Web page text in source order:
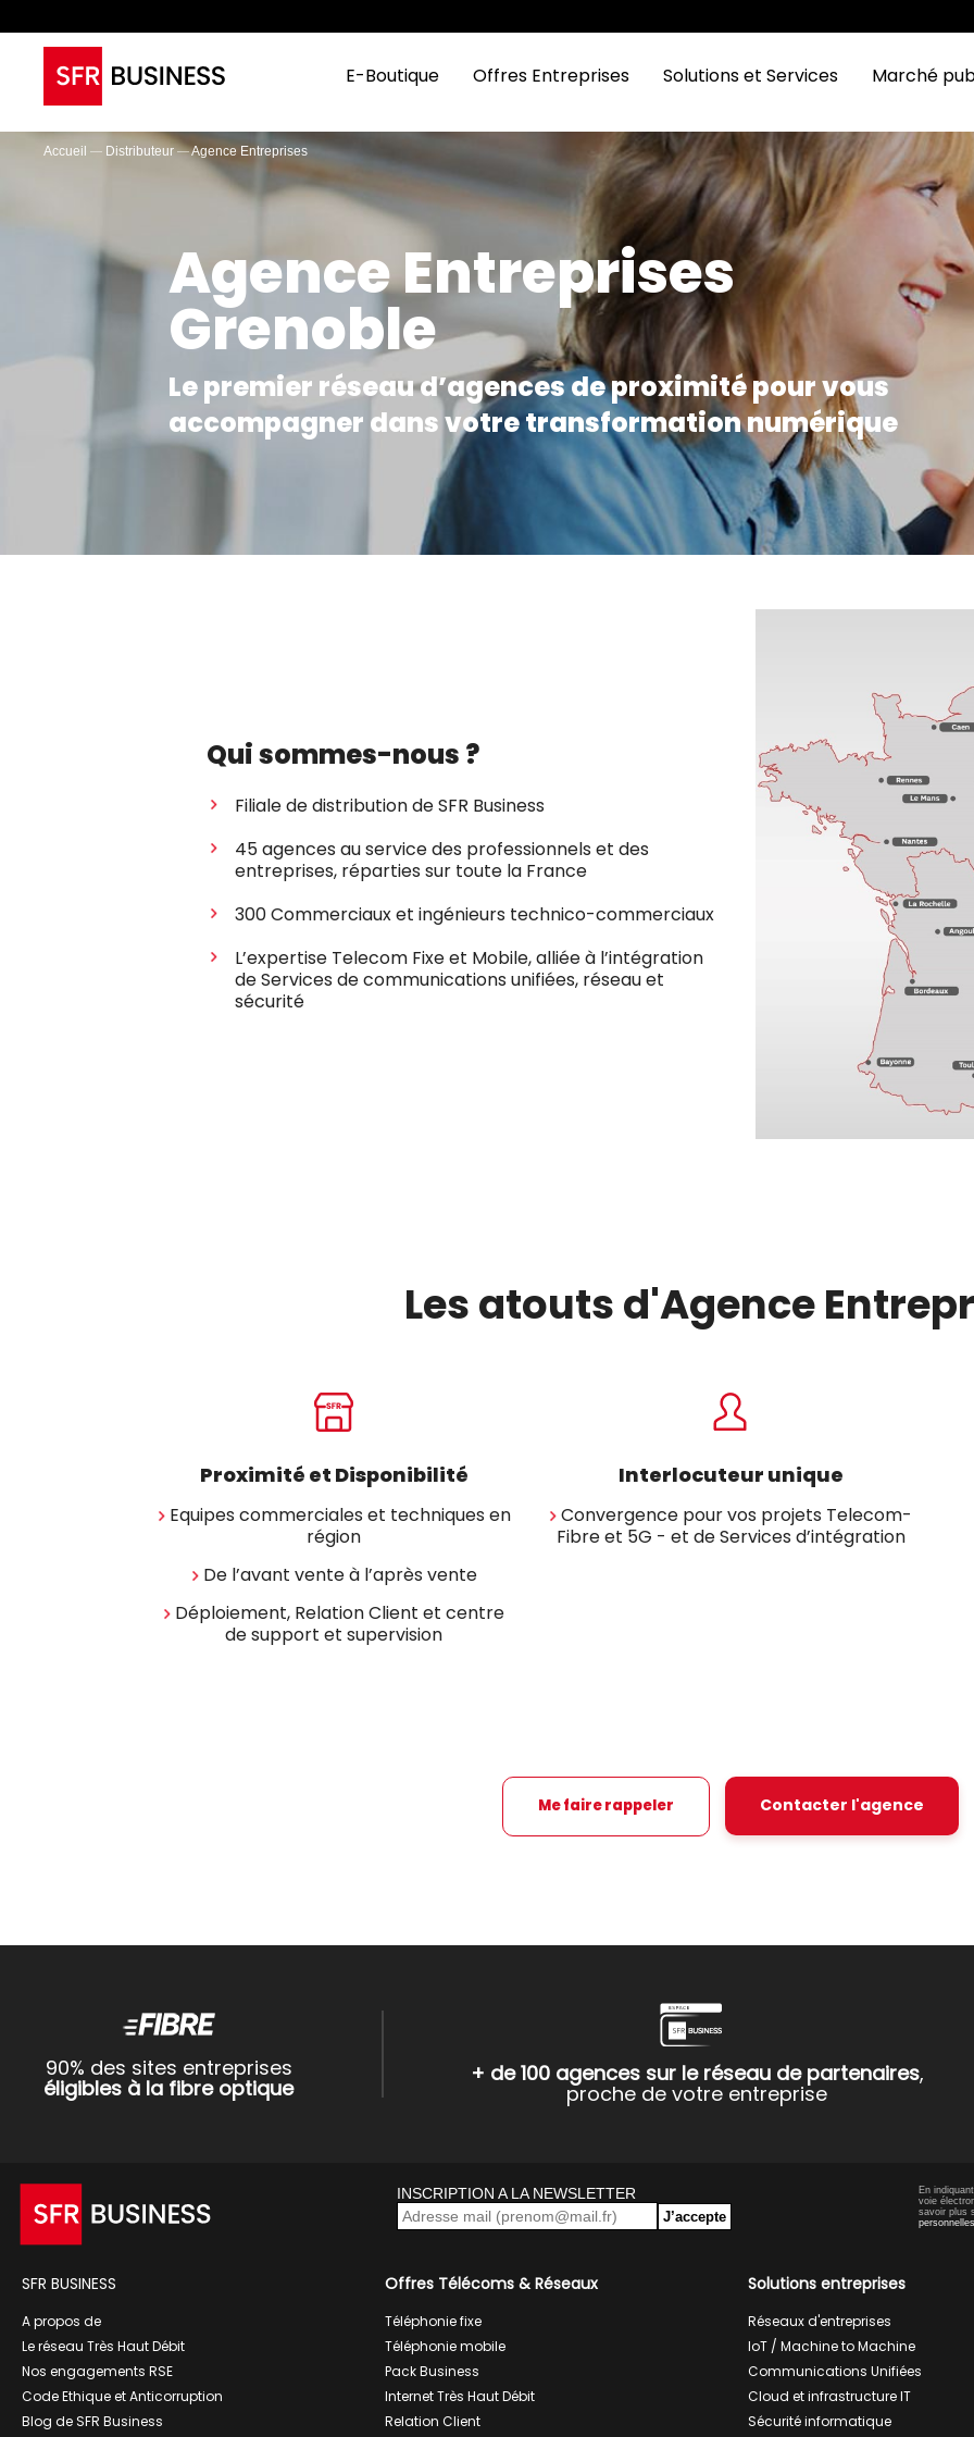
E-Boutique Offres Entreprises Solutions et Services Marché
Accueil Distributeur Agence Entreprises
Agence Entreprises
Grenoble
Le premier réseau d’agences de proximité pour vous
accompagner dans votre transformation numérique
Qui sommes-nous ?
Filiale de distribution de SFR Business
45 agences au service des professionnels et des
entreprises, réparties sur toute la France
300 Commerciaux et ingénieurs technico-commerciaux
L’expertise Telecom Fixe et Mobile, alliée à l’intégration
de Services de communications unifiées, réseau et
sécurité
Les atouts d'Agence
Proximité et Disponibilité
Equipes commerciales et techniques en
région
De l’avant vente à l’après vente
Déploiement, Relation Client et centre
de support et supervision
Interlocuteur unique
Convergence pour vos projets Telecom-
Fibre et 5G - et de Services d’intégration
Me faire rappeler Contacter l'agence
90% des sites entreprises
éligibles à la fibre optique
+ de 100 agences sur le réseau de partenaires,
proche de votre entreprise
INSCRIPTION A LA NEWSLETTER
J’accepte
En
voie
savoir plus
personnelles
SFR BUSINESS
A propos de
Le réseau Très Haut Débit
Nos engagements RSE
Code Ethique et Anticorruption
Blog de SFR Business
Offres Télécoms & Réseaux
Téléphonie fixe
Téléphonie mobile
Pack Business
Internet Très Haut Débit
Relation Client
Solutions entreprises
Réseaux d'entreprises
IoT / Machine to Machine
Communications Unifiées
Cloud et infrastructure IT
Sécurité informatique